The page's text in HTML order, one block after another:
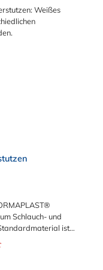
8mm (5/16"), 9mm
4") und 25mm (1")
Schlauch- und
ist
miteinander